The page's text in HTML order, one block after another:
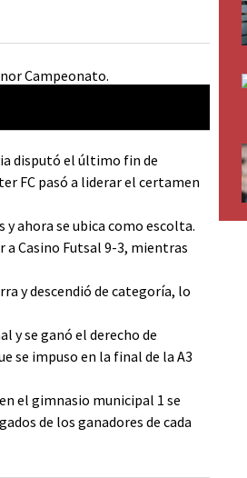
disputó el último fin de
FC pasó a liderar el certamen
y ahora se ubica como escolta.
Casino Futsal 9-3, mientras
y descendió de categoría, lo
y se ganó el derecho de
se impuso en la final de la A3
el gimnasio municipal 1 se
de los ganadores de cada